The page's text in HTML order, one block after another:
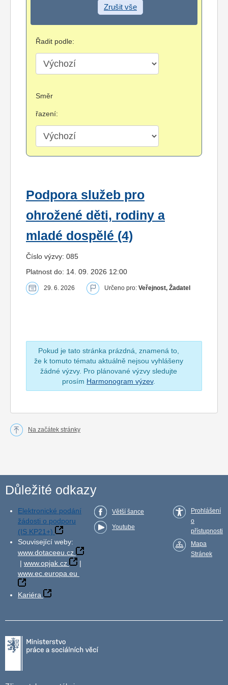
Zrušit vše
Řadit podle:
Směr
řazení:
Podpora služeb pro
ohrožené děti, rodiny a
mladé dospělé (4)
Číslo výzvy: 085
Platnost do: 14. 09. 2026 12:00
29. 6. 2026 Určeno pro: Veřejnost, Žadatel
Pokud je tato stránka prázdná, znamená to,
že k tomuto tématu aktuálně nejsou vyhlášeny
žádné výzvy. Pro plánované výzvy sledujte
prosím Harmonogram výzev.
Na začátek stránky
Důležité odkazy
Elektronické podání
žádosti o podporu
(IS KP21+)
Související weby:
www.dotaceeu.cz
| www.opjak.cz
|
www.ec.europa.eu
Kariéra
Větší šance
Youtube
Prohlášení
o
přístupnosti
Mapa
Stránek